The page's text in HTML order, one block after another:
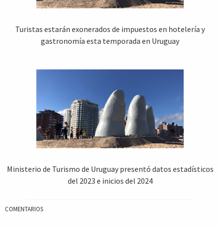
Turistas estarán exonerados de impuestos en hotelería y
gastronomía esta temporada en Uruguay
Ministerio de Turismo de Uruguay presentó datos estadísticos
del 2023 e inicios del 2024
COMENTARIOS